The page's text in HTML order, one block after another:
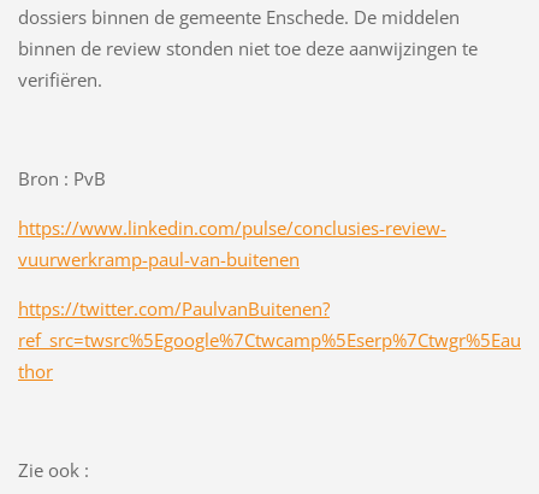
dossiers binnen de gemeente Enschede. De middelen
binnen de review stonden niet toe deze aanwijzingen te
verifiëren.
Bron : PvB
https://www.linkedin.com/pulse/conclusies-review-
vuurwerkramp-paul-van-buitenen
https://twitter.com/PaulvanBuitenen?
ref_src=twsrc%5Egoogle%7Ctwcamp%5Eserp%7Ctwgr%5Eau
thor
Zie ook :